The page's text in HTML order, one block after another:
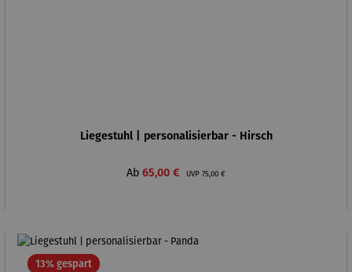
Liegestuhl | personalisierbar - Hirsch
Verkaufspreis:
Ab 65,00 € UVP Regulärer Preis:
75,00 €
13% gespartRabatt